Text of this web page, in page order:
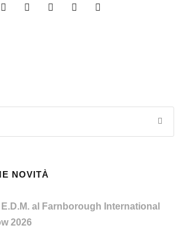
NOVITÀ
al Farnborough International
2026